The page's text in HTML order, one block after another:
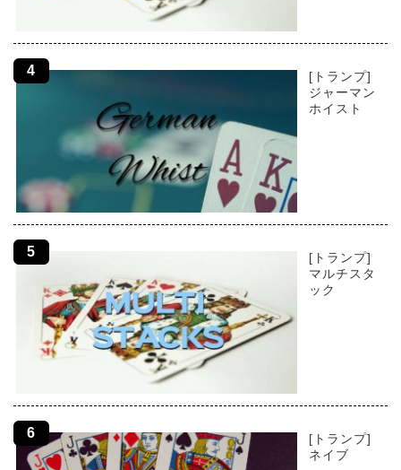
[トランプ]
ジャーマン
ホイスト
[トランプ]
マルチスタ
ック
[トランプ]
ネイブ